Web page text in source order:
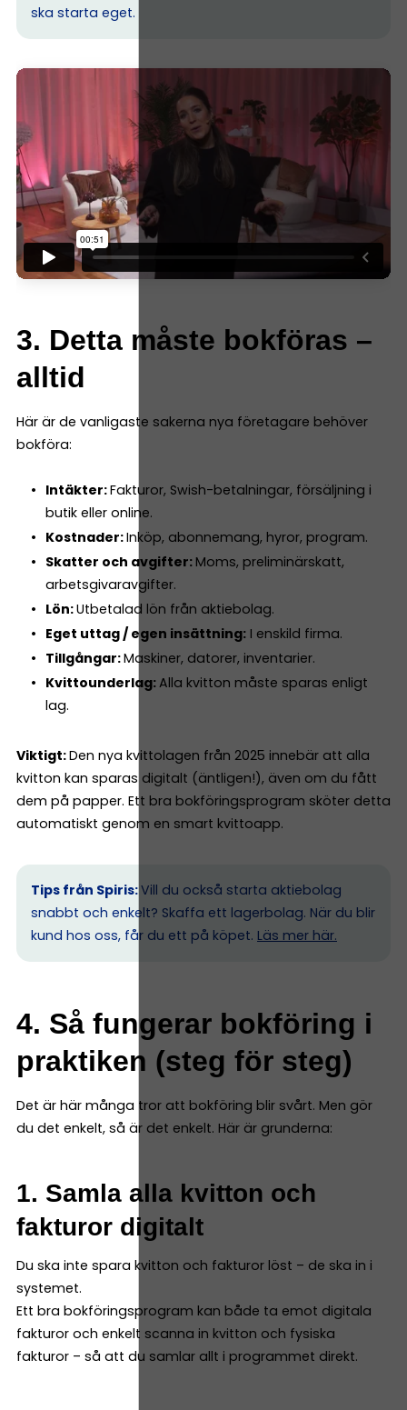
ska starta eget.
3. Detta måste bokföras –
alltid
Här är de vanligaste sakerna nya företagare behöver
bokföra:
Intäkter:Fakturor, Swish-betalningar, försäljning i
butik eller online.
Kostnader:Inköp, abonnemang, hyror, program.
Skatter och avgifter: Moms, preliminärskatt,
arbetsgivaravgifter.
Lön:Utbetalad lön från aktiebolag.
Eget uttag / egen insättning:I enskild firma.
Tillgångar:Maskiner, datorer, inventarier.
Kvittounderlag:Alla kvitton måste sparas enligt
lag.
Viktigt:Den nya kvittolagen från 2025 innebär att alla
kvitton kan sparas digitalt (äntligen!), även om du fått
dem på papper. Ett bra bokföringsprogram sköter detta
automatiskt genom en smart kvittoapp.
Tips från Spiris:Vill du också starta aktiebolag
snabbt och enkelt? Skaffa ett lagerbolag. När du blir
kund hos oss, får du ett på köpet. Läs mer här.
4. Så fungerar bokföring i
praktiken (steg för steg)
Det är här många tror att bokföring blir svårt. Men gör
du det enkelt, så är det enkelt. Här är grunderna:
1. Samla alla kvitton och
fakturor digitalt
Du ska inte spara kvitton och fakturor löst – de ska in i
systemet.
Ett bra bokföringsprogram kan både ta emot digitala
fakturor och enkelt scanna in kvitton och fysiska
fakturor – så att du samlar allt i programmet direkt.